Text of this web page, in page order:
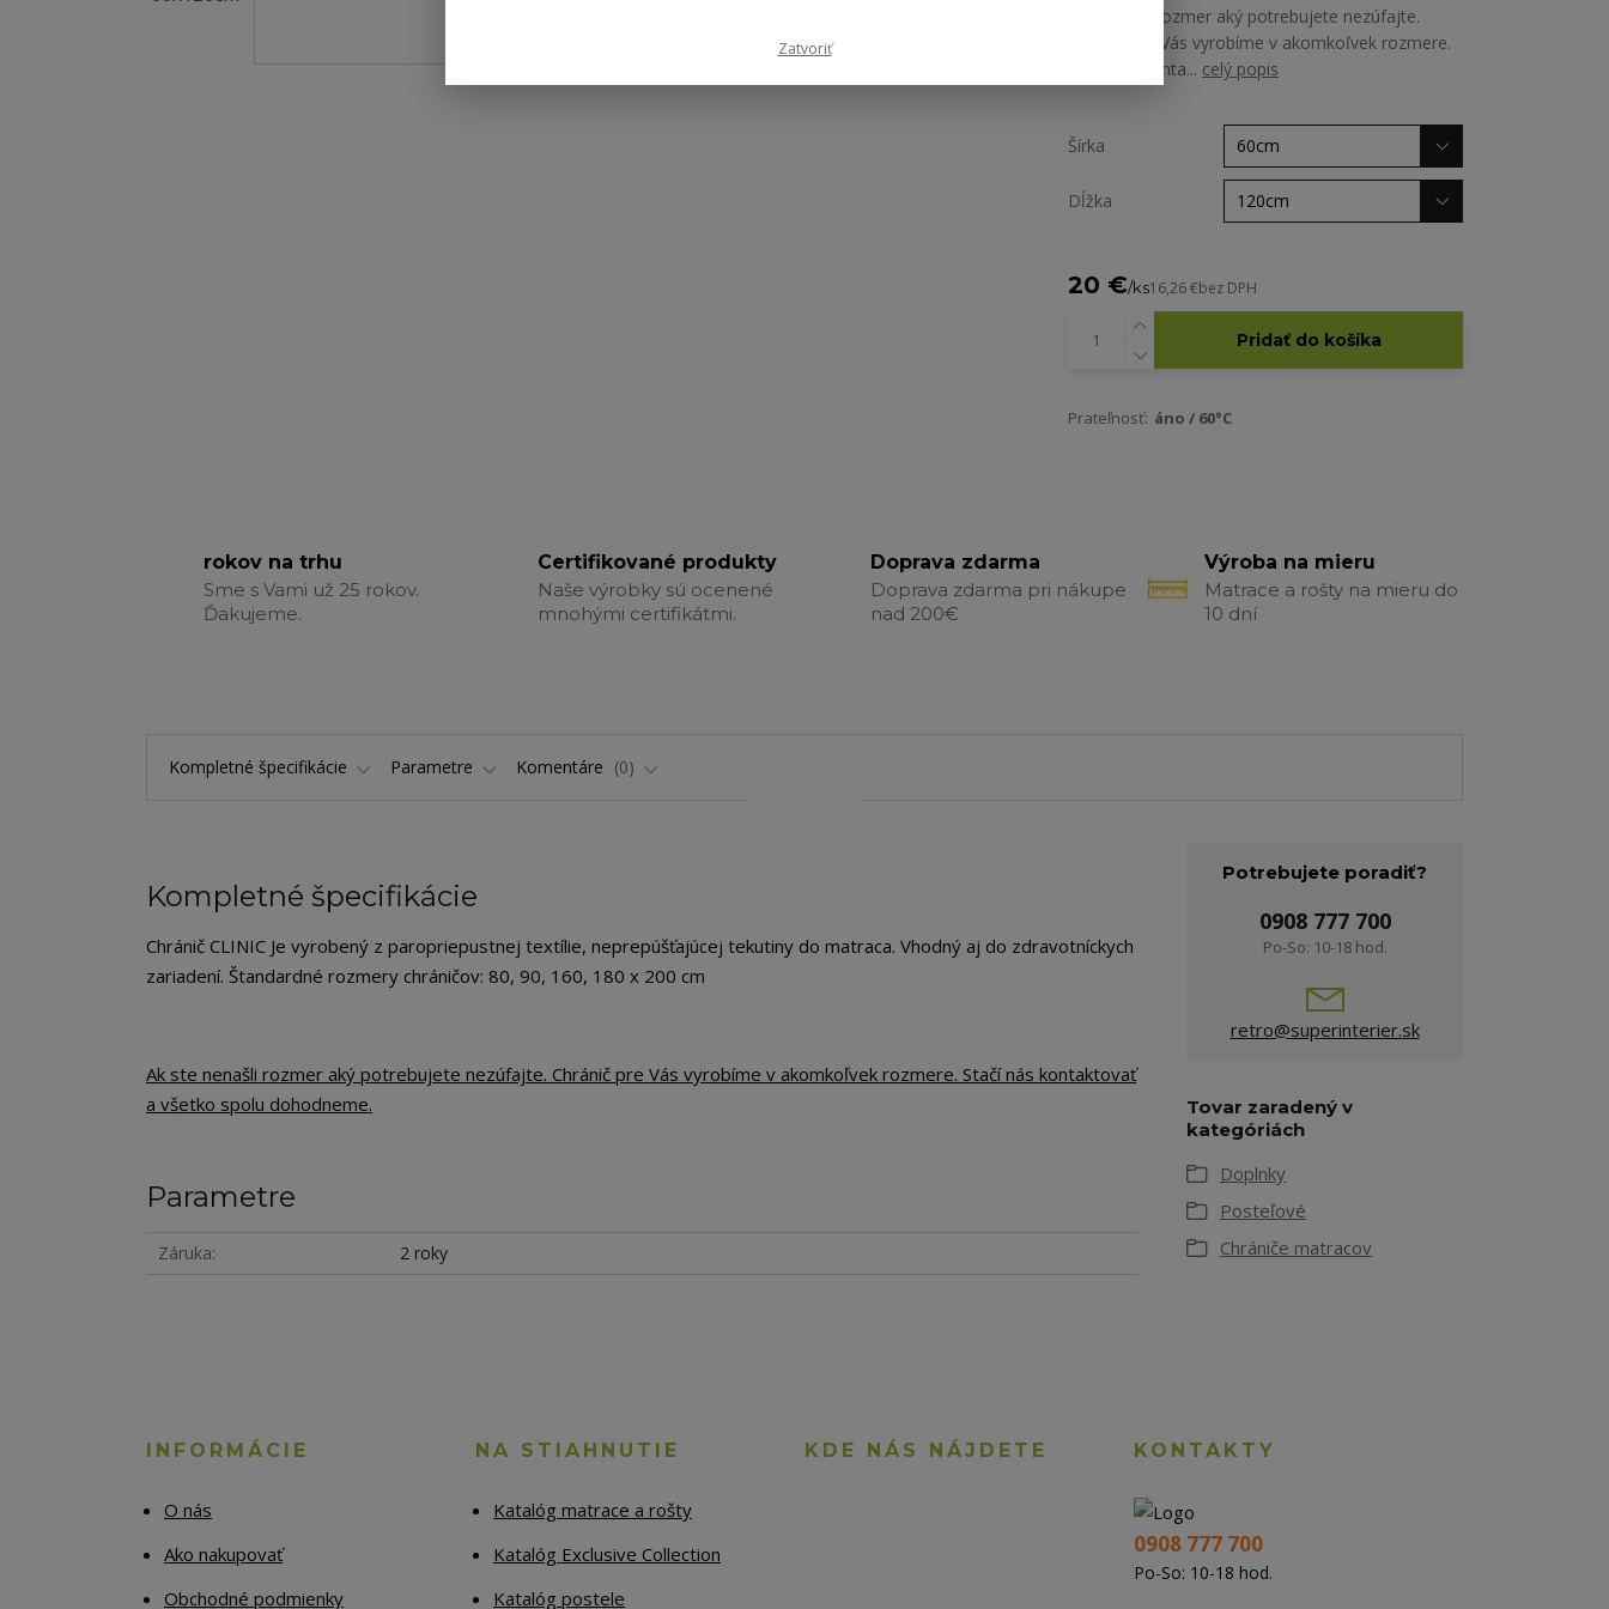
ste nenašli rozmer aký potrebujete nezúfajte.
Chránič pre Vás vyrobíme v akomkoľvek rozmere.
Stačí nás konta... celý popis
Šírka
Dĺžka
20 €/ks16,26 €bez DPH
Pridať do košíka
Prateľnosť: áno / 60°C
rokov na trhu
Sme s Vami už 25 rokov.
Ďakujeme.
Certifikované produkty
Naše výrobky sú ocenené
mnohými certifikátmi.
Doprava zdarma
Doprava zdarma pri nákupe
nad 200€
Výroba na mieru
Matrace a rošty na mieru do
10 dní
Kompletné špecifikácie Parametre Komentáre 0
Kompletné špecifikácie
Chránič CLINIC Je vyrobený z paropriepustnej textílie, neprepúšťajúcej tekutiny do matraca. Vhodný aj do zdravotníckych
zariadení. Štandardné rozmery chráničov: 80, 90, 160, 180 x 200 cm
Ak ste nenašli rozmer aký potrebujete nezúfajte. Chránič pre Vás vyrobíme v akomkoľvek rozmere. Stačí nás kontaktovať
a všetko spolu dohodneme.
Parametre
Záruka 2 roky
Potrebujete poradiť?
0908 777 700
Po-So: 10-18 hod.
retro@superinterier.sk
Tovar zaradený v
kategóriách
Doplnky
Posteľové
Chrániče matracov
INFORMÁCIE
O nás
Ako nakupovať
Obchodné podmienky
NA STIAHNUTIE
Katalóg matrace a rošty
Katalóg Exclusive Collection
Katalóg postele
KDE NÁS NÁJDETE KONTAKTY
0908 777 700
Po-So: 10-18 hod.
Zatvoriť